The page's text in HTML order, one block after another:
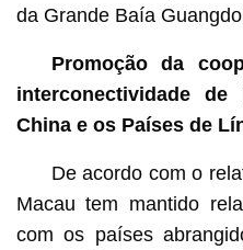
da Grande Baía
Promoção da
interconectividade
China e os Países de
De acordo com o
Macau tem mantido
com os países